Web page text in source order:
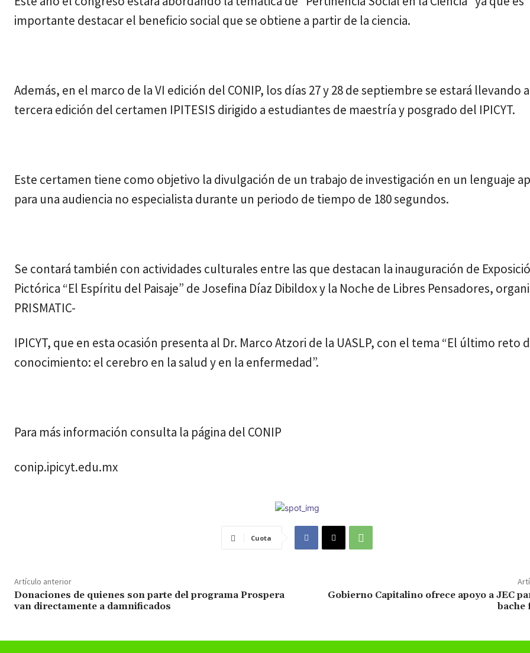
importante destacar el beneficio social que se obtiene a partir de la ciencia.
Además, en el marco de la VI edición del CONIP, los días 27 y 28 de septiembre se estará llevando
tercera edición del certamen IPITESIS dirigido a estudiantes de maestría y posgrado del IPICYT.
Este certamen tiene como objetivo la divulgación de un trabajo de investigación en un lenguaje
para una audiencia no especialista durante un periodo de tiempo de 180 segundos.
Se contará también con actividades culturales entre las que destacan la inauguración de
Pictórica “El Espíritu del Paisaje” de Josefina Díaz Dibildox y la Noche de Libres Pensadores,
PRISMATIC-
IPICYT, que en esta ocasión presenta al Dr. Marco Atzori de la UASLP, con el tema “El último reto
conocimiento: el cerebro en la salud y en la enfermedad”.
Para más información consulta la página del CONIP
conip.ipicyt.edu.mx
Cuota
Artículo anterior
Donaciones de quienes son parte del programa Prospera
van directamente a damnificados
Gobierno Capitalino ofrece apoyo a JEC
bache